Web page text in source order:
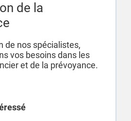
de la
de nos spécialistes,
vos besoins dans les
et de la prévoyance.